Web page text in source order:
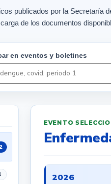
publicados por la Secretaría
de los documentos
en eventos y boletines
EVENTO
2026